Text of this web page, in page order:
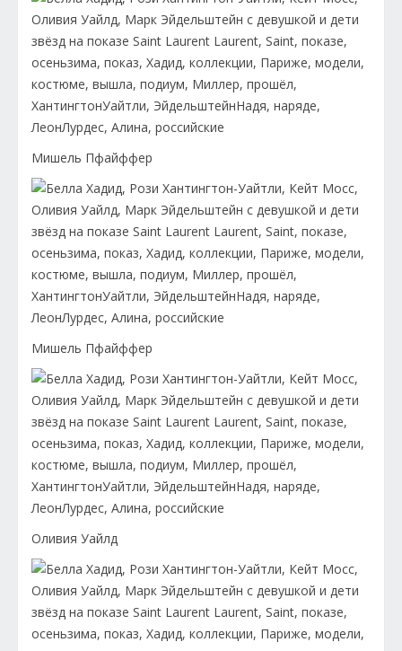
Мишель Пфайффер
Мишель Пфайффер
Оливия Уайлд